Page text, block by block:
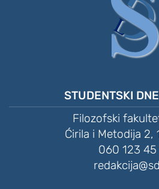
STUDENTSKI
Filozofski
Ćirila i Metodija 2,
060 123 45